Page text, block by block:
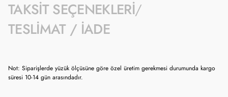
TAKSIT SEÇENEKLERI
TESLIMAT / İADE
Not: Siparişlerde yüzük ölçüsüne göre özel üretim gerekmesi durumunda kargo
süresi 10-14 gün arasındadır.